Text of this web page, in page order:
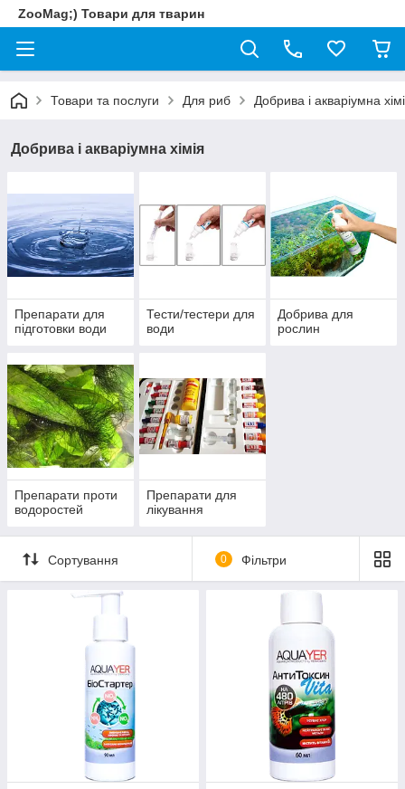
ZooMag;) Товари для тварин
Товари та послуги Для риб Добрива і акваріумна
Добрива і акваріумна хімія
Препарати для
підготовки води
Тести/тестери для
води
Добрива для
рослин
Препарати проти
водоростей
Препарати для
лікування
Сортування 0 Фільтри